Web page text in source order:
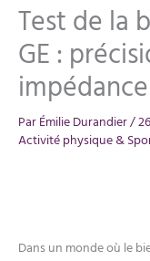
Test de la
GE :
ParÉmilie Durandier/
Activité physique &
Dans un monde où le